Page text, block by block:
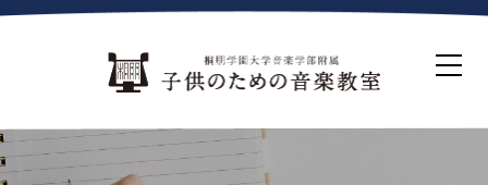
ホーム
生徒募集について
教室案内
コース紹介
概要・沿革